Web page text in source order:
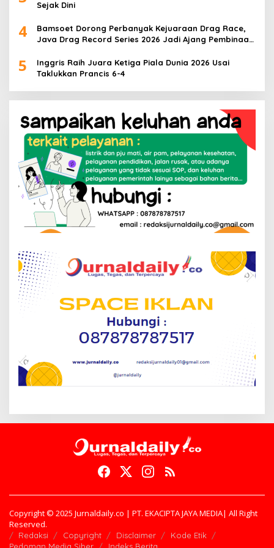
Sejak Dini
4
Bamsoet Dorong Perbanyak Kejuaraan Drag Race,
Java Drag Record Series 2026 Jadi Ajang Pembinaan
5
Inggris Raih Juara Ketiga Piala Dunia 2026 Usai
Taklukkan Prancis 6-4
Copyright © 2025 Jurnaldaily.co | PT. EKACIPTA JAYA MEDIA| All Right
Reserved.
Redaksi Copyright Disclaimer
Kode Etik